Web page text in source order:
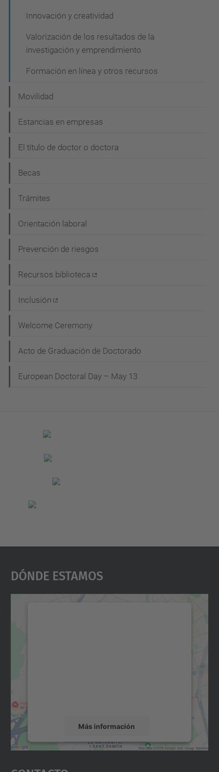
Innovación y creatividad
Valorización de los resultados de la
investigación y emprendimiento
Formación en línea y otros recursos
Movilidad
Estancias en empresas
El título de doctor o doctora
Becas
Trámites
Orientación laboral
Prevención de riesgos
Recursos biblioteca
Inclusión
Welcome Ceremony
Acto de Graduación de Doctorado
European Doctoral Day – May 13
Dónde Estamos
Más información
Aceptar
powered by